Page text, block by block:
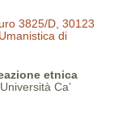
3825/D, 30123
di
etnica
Ca’